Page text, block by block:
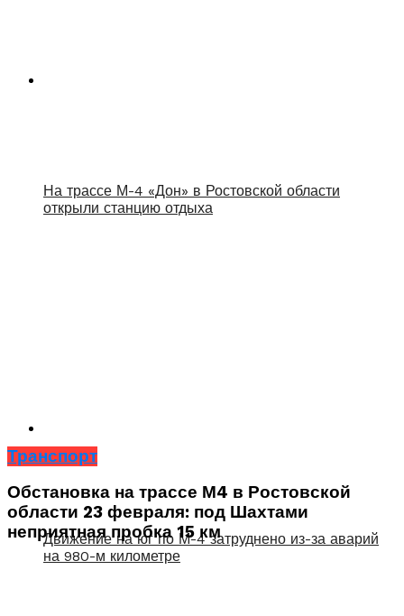
На трассе М-4 «Дон» в Ростовской области
открыли станцию отдыха
Движение на юг по М-4 затруднено из-за аварий
на 980-м километре
Транспорт
Обстановка на трассе М4 в Ростовской
области 23 февраля: под Шахтами
неприятная пробка 15 км